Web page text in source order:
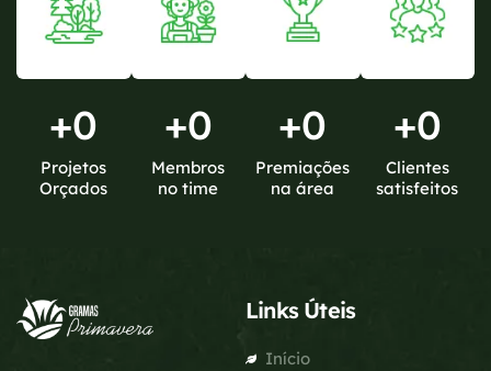
+0
Projetos
Orçados
+0
Membros
no time
+0
Premiações
na área
+0
Clientes
satisfeitos
Links Úteis
Início